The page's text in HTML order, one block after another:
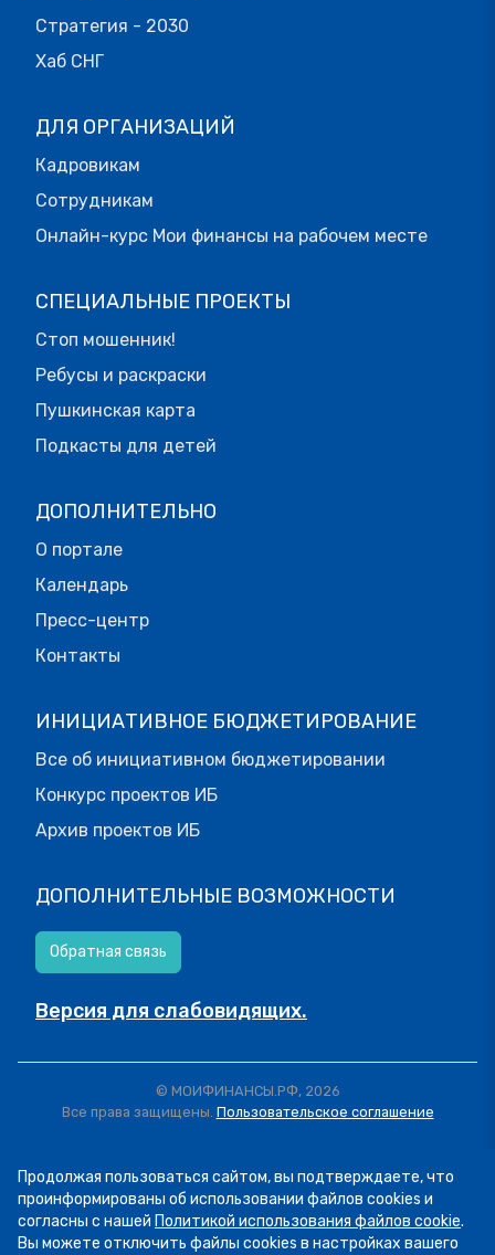
Стратегия - 2030
Хаб СНГ
ДЛЯ ОРГАНИЗАЦИЙ
Кадровикам
Сотрудникам
Онлайн-курс Мои финансы на рабочем месте
СПЕЦИАЛЬНЫЕ ПРОЕКТЫ
Стоп мошенник!
Ребусы и раскраски
Пушкинская карта
Подкасты для детей
ДОПОЛНИТЕЛЬНО
О портале
Календарь
Пресс-центр
Контакты
ИНИЦИАТИВНОЕ БЮДЖЕТИРОВАНИЕ
Все об инициативном бюджетировании
Конкурс проектов ИБ
Архив проектов ИБ
ДОПОЛНИТЕЛЬНЫЕ ВОЗМОЖНОСТИ
Обратная связь
Версия для слабовидящих.
© МОИФИНАНСЫ.РФ, 2026
Все права защищены. Пользовательское соглашение
Продолжая пользоваться сайтом, вы подтверждаете, что
проинформированы об использовании файлов cookies и
согласны с нашей Политикой использования файлов cookie.
Вы можете отключить файлы cookies в настройках вашего